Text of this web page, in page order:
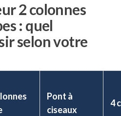
2 colonnes
: quel
selon votre
Pont à
ciseaux
4